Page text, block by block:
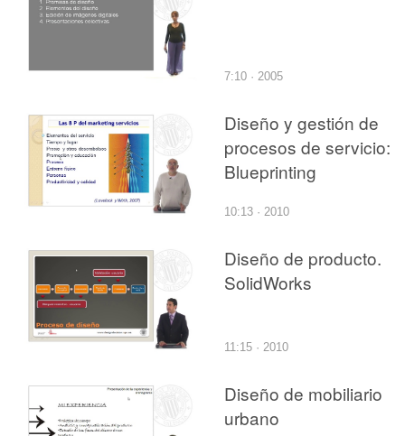
7:10 · 2005
Diseño y gestión de
procesos de servicio:
Blueprinting
10:13 · 2010
Diseño de producto.
SolidWorks
11:15 · 2010
Diseño de mobiliario
urbano